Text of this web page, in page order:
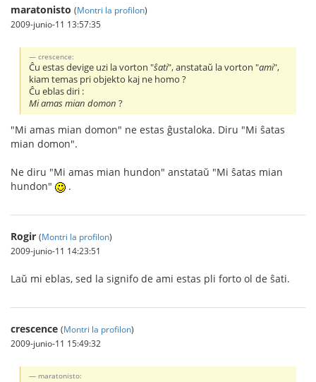
maratonisto (Montri la profilon)
2009-junio-11 13:57:35
crescence:
Ĉu estas devige uzi la vorton "ŝati", anstataŭ la vorton "ami",
kiam temas pri objekto kaj ne homo ?
Ĉu eblas diri :
Mi amas mian domon ?
"Mi amas mian domon" ne estas ĝustaloka. Diru "Mi ŝatas
mian domon".
Ne diru "Mi amas mian hundon" anstataŭ "Mi ŝatas mian
hundon"
.
Rogir (Montri la profilon)
2009-junio-11 14:23:51
Laŭ mi eblas, sed la signifo de ami estas pli forto ol de ŝati.
crescence (Montri la profilon)
2009-junio-11 15:49:32
maratonisto: